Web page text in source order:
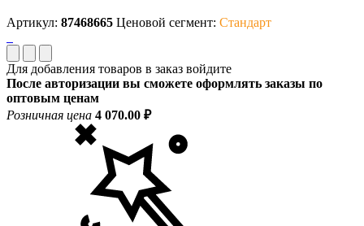
Артикул: 87468665 Ценовой сегмент: Стандарт
Для добавления товаров в заказ войдите
После авторизации вы сможете оформлять заказы по
оптовым ценам
Розничная цена 4 070.00 ₽